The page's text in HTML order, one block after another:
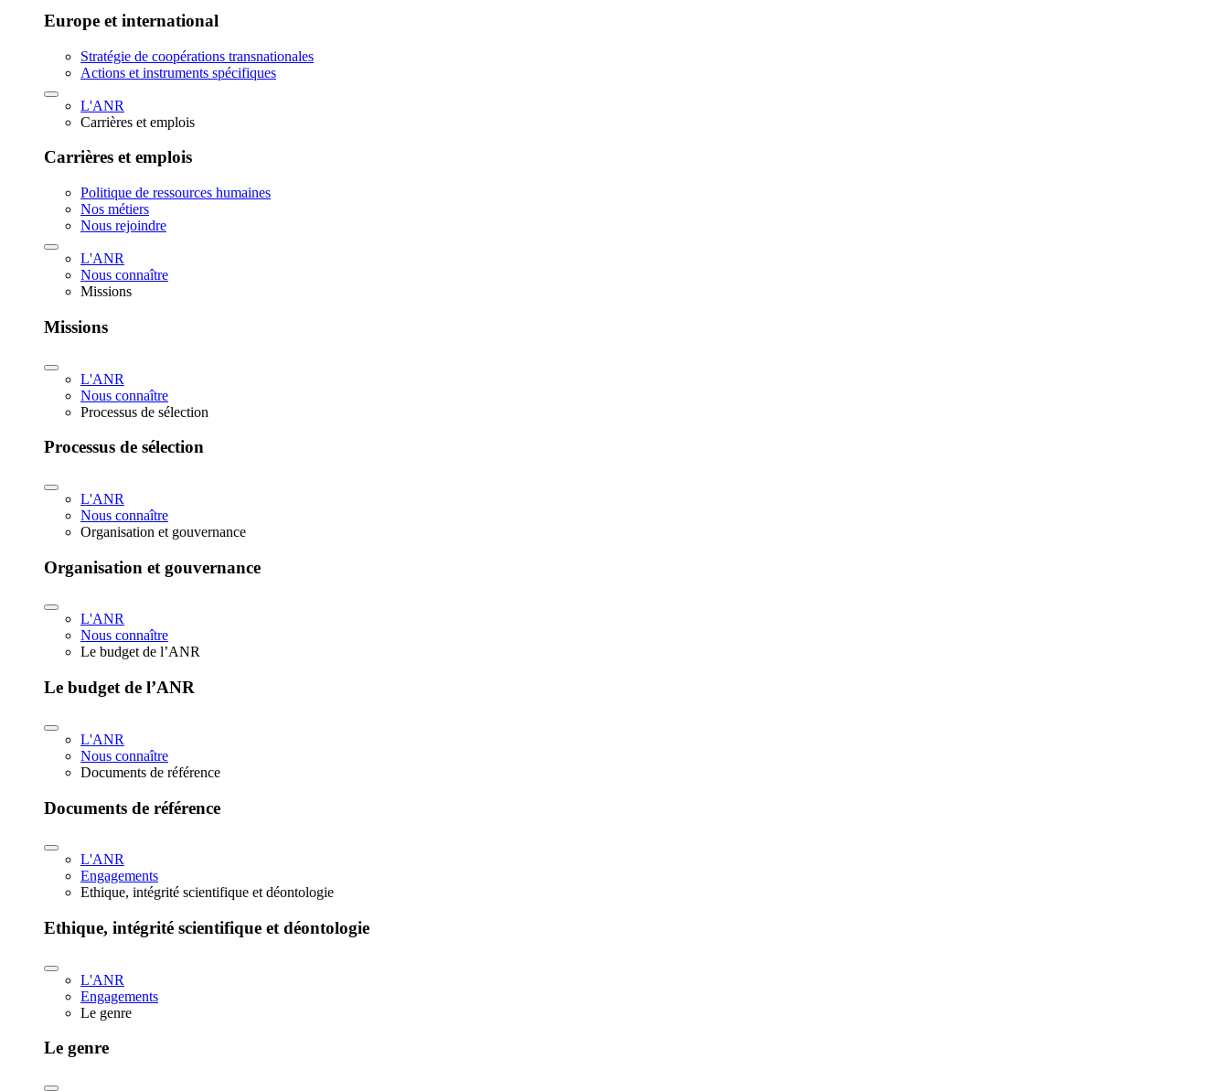
Europe et international
Stratégie de coopérations transnationales
Actions et instruments spécifiques
L'ANR
Carrières et emplois
Carrières et emplois
Politique de ressources humaines
Nos métiers
Nous rejoindre
L'ANR
Nous connaître
Missions
Missions
L'ANR
Nous connaître
Processus de sélection
Processus de sélection
L'ANR
Nous connaître
Organisation et gouvernance
Organisation et gouvernance
L'ANR
Nous connaître
Le budget de l’ANR
Le budget de l’ANR
L'ANR
Nous connaître
Documents de référence
Documents de référence
L'ANR
Engagements
Ethique, intégrité scientifique et déontologie
Ethique, intégrité scientifique et déontologie
L'ANR
Engagements
Le genre
Le genre